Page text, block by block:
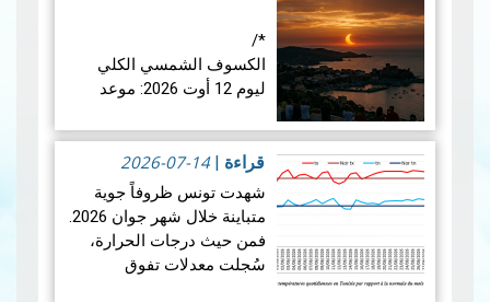
*/
الكسوف الشمسي الكلي
ليوم 12 أوت 2026: موعد
ستشهد الأرض واحدة من أروع
الظواهر الفلكية: كسوفا كلي
للشمس. يُعتبر هذا الكسوف
الأول من نوعه ال…
قراءة
قراءة |
2026-07-14
شهدت تونس ظروفاً جوية
متباينة خلال شهر جوان 2026.
فمن حيث درجات الحرارة،
سُجلت معدلات تفوق